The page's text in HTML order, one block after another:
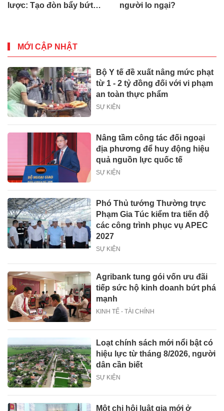
lược: Tạo đòn bẩy bứt
người lo ngại?
MỚI CẬP NHẬT
Bộ Y tế đề xuất nâng mức phạt
từ 1 - 2 tỷ đồng đối với vi phạm
an toàn thực phẩm
SỰ KIỆN
Nâng tầm công tác đối ngoại
địa phương để huy động hiệu
quả nguồn lực quốc tế
SỰ KIỆN
Phó Thủ tướng Thường trực
Phạm Gia Túc kiểm tra tiến độ
các công trình phục vụ APEC
2027
SỰ KIỆN
Agribank tung gói vốn ưu đãi
tiếp sức hộ kinh doanh bứt phá
mạnh
KINH TẾ - TÀI CHÍNH
Loạt chính sách mới nổi bật có
hiệu lực từ tháng 8/2026, người
dân cần biết
SỰ KIỆN
Một chi hội luật gia mới ở